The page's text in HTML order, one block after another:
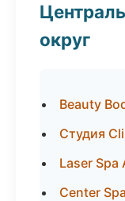
округ
Beauty
Студия
Laser
Center